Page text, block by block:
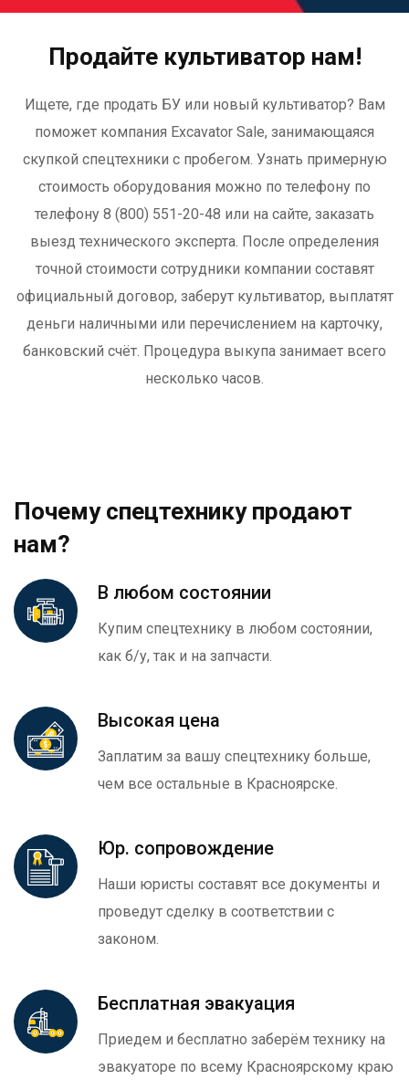
Продайте культиватор нам!
Ищете, где продать БУ или новый культиватор? Вам
поможет компания Excavator Sale, занимающаяся
скупкой спецтехники с пробегом. Узнать примерную
стоимость оборудования можно по телефону по
телефону 8 (800) 551-20-48 или на сайте, заказать
выезд технического эксперта. После определения
точной стоимости сотрудники компании составят
официальный договор, заберут культиватор, выплатят
деньги наличными или перечислением на карточку,
банковский счёт. Процедура выкупа занимает всего
несколько часов.
Почему спецтехнику продают
нам?
В любом состоянии
Купим спецтехнику в любом состоянии,
как б/у, так и на запчасти.
Высокая цена
Заплатим за вашу спецтехнику больше,
чем все остальные в Красноярске.
Юр. сопровождение
Наши юристы составят все документы и
проведут сделку в соответствии с
законом.
Бесплатная эвакуация
Приедем и бесплатно заберём технику на
эвакуаторе по всему Красноярскому краю